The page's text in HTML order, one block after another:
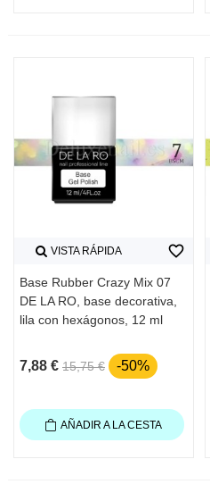
VISTA RÁPIDA
Base Rubber Crazy Mix 07
DE LA RO, base decorativa,
lila con hexágonos, 12 ml
7,88 € 15,75 € -50%
favorite_border
AÑADIR A LA CESTA